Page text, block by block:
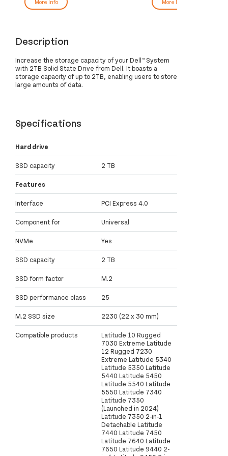
More Info More Info
Description
Increase the storage capacity of your Dell™ System
with 2TB Solid State Drive from Dell. It boasts a
storage capacity of up to 2TB, enabling users to store
large amounts of data.
Specifications
Hard drive
SSD capacity 2 TB
Features
Interface PCI Express 4.0
Component for Universal
NVMe Yes
SSD capacity 2 TB
SSD form factor M.2
SSD performance class 25
M.2 SSD size 2230 (22 x 30 mm)
Compatible products
Latitude 10 Rugged
7030 Extreme Latitude
12 Rugged 7230
Extreme Latitude 5340
Latitude 5350 Latitude
5440 Latitude 5450
Latitude 5540 Latitude
5550 Latitude 7340
Latitude 7350
(Launched in 2024)
Latitude 7350 2-in-1
Detachable Latitude
7440 Latitude 7450
Latitude 7640 Latitude
7650 Latitude 9440 2-